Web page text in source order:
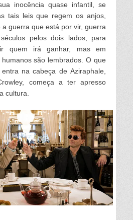
inocência quase infantil, se
tais leis que regem os anjos,
guerra que está por vir, guerra
pelos dois lados, para
quem irá ganhar, mas em
são lembrados. O que
na cabeça de Aziraphale,
começa a ter apresso
cultura.